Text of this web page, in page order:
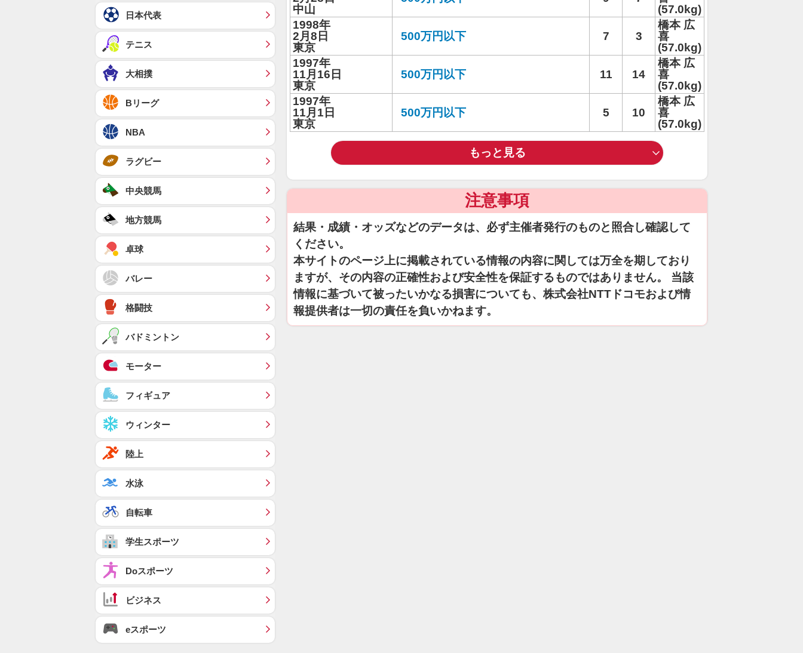
中山
(57.0kg)
1998年
2月8日
東京
500万円以下 7 3
橋本 広
喜
(57.0kg)
1997年
11月16日
東京
500万円以下 11 14
橋本 広
喜
(57.0kg)
1997年
11月1日
東京
500万円以下 5 10
橋本 広
喜
(57.0kg)
もっと見る
注意事項
結果・成績・オッズなどのデータは、必ず主催者発行のものと照合し確認して
ください。
本サイトのページ上に掲載されている情報の内容に関しては万全を期しており
ますが、その内容の正確性および安全性を保証するものではありません。 当該
情報に基づいて被ったいかなる損害についても、株式会社NTTドコモおよび情
報提供者は一切の責任を負いかねます。
日本代表
テニス
大相撲
Bリーグ
NBA
ラグビー
中央競馬
地方競馬
卓球
バレー
格闘技
バドミントン
モーター
フィギュア
ウィンター
陸上
水泳
自転車
学生スポーツ
Doスポーツ
ビジネス
eスポーツ